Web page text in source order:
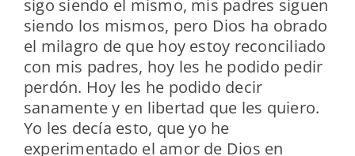
sigo siendo el mismo, mis padres siguen
siendo los mismos, pero Dios ha obrado
el milagro de que hoy estoy reconciliado
con mis padres, hoy les he podido pedir
perdón. Hoy les he podido decir
sanamente y en libertad que les quiero.
Yo les decía esto, que yo he
experimentado el amor de Dios en